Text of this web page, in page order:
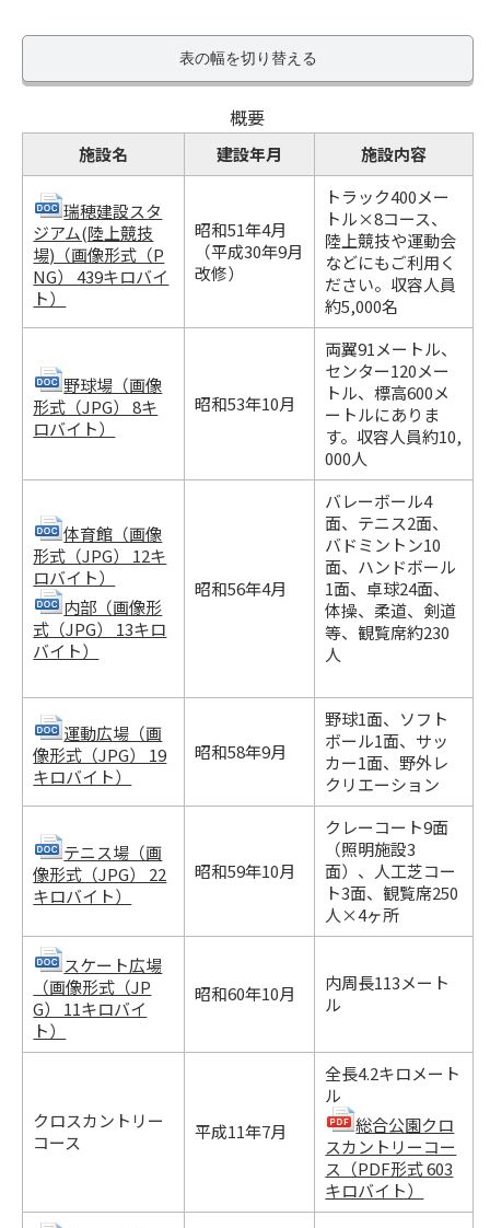
表の幅を切り替える
概要
施設名 建設年月 施設内容
瑞穂建設スタ
ジアム(陸上競技
場)（画像形式（P
NG） 439キロバイ
ト）
昭和51年4月
（平成30年9月
改修）
トラック400メー
トル×8コース、
陸上競技や運動会
などにもご利用く
ださい。収容人員
約5,000名
野球場（画像
形式（JPG） 8キ
ロバイト）
昭和53年10月
両翼91メートル、
センター120メー
トル、標高600メ
ートルにありま
す。収容人員約10,
000人
体育館（画像
形式（JPG） 12キ
ロバイト）
内部（画像形
式（JPG） 13キロ
バイト）
昭和56年4月
バレーボール4
面、テニス2面、
バドミントン10
面、ハンドボール
1面、卓球24面、
体操、柔道、剣道
等、観覧席約230
人
運動広場（画
像形式（JPG） 19
キロバイト）
昭和58年9月
野球1面、ソフト
ボール1面、サッ
カー1面、野外レ
クリエーション
テニス場（画
像形式（JPG） 22
キロバイト）
昭和59年10月
クレーコート9面
（照明施設3
面）、人工芝コー
ト3面、観覧席250
人×4ヶ所
スケート広場
（画像形式（JP
G） 11キロバイ
ト）
昭和60年10月
内周長113メート
ル
クロスカントリー
コース
平成11年7月
全長4.2キロメート
ル
総合公園クロ
スカントリーコー
ス（PDF形式 603
キロバイト）